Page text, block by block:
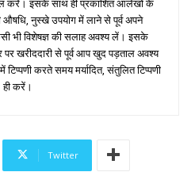
करें। इसके साथ ही प्रकाशित आलेखों के
औषधि, नुस्खे उपयोग में लाने से पूर्व अपने
भी विशेषज्ञ की सलाह अवश्य लें। इसके
खरीददारी से पूर्व आप खुद पड़ताल अवश्य
करते समय मर्यादित, संतुलित टिप्पणी
ही करें।
Twitter